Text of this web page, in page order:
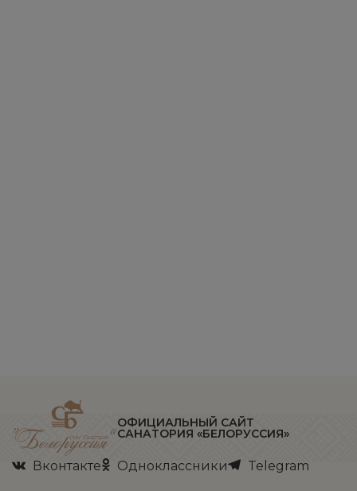
ОФИЦИАЛЬНЫЙ САЙТ
САНАТОРИЯ «БЕЛОРУССИЯ»
Вконтакте Одноклассники Telegram